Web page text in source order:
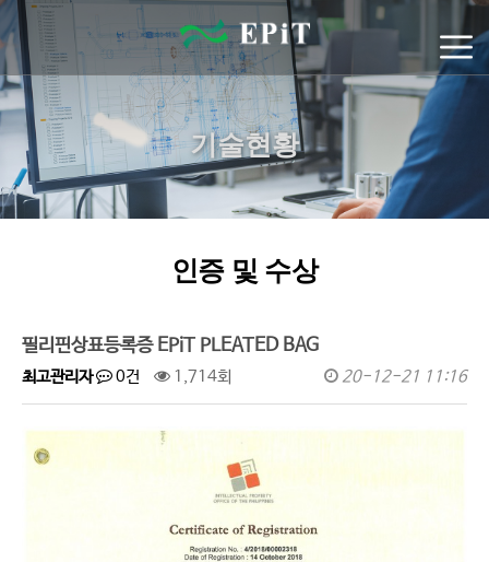
기술현황
인증 및 수상
필리핀상표등록증 EPiT PLEATED BAG
최고관리자 0건 1,714회 20-12-21 11:16